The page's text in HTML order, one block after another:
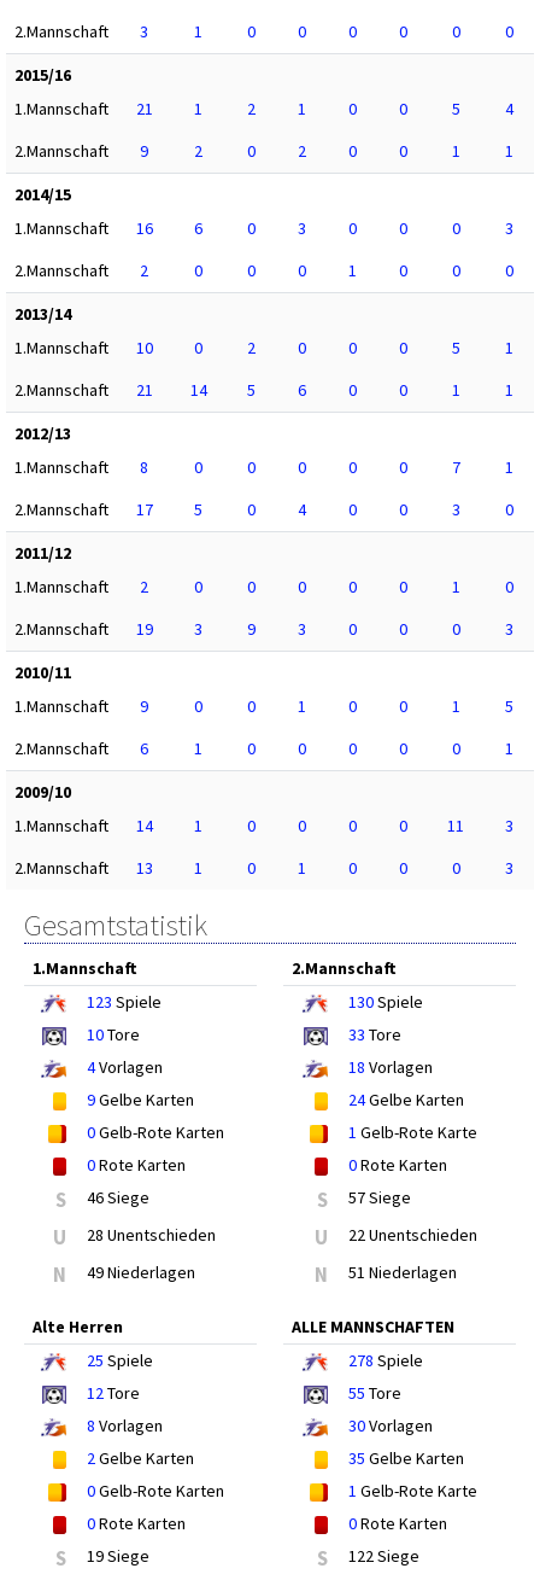
2.Mannschaft
3 1 0 0 0 0 0
0
2015/16
1.Mannschaft
21 1 2 1 0 0 5
4
2.Mannschaft
9 2 0 2 0 0 1
1
2014/15
1.Mannschaft
16 6 0 3 0 0 0
3
2.Mannschaft
2 0 0 0 1 0 0
0
2013/14
1.Mannschaft
10 0 2 0 0 0 5
1
2.Mannschaft
21 14 5 6 0 0 1
1
2012/13
1.Mannschaft
8 0 0 0 0 0 7
1
2.Mannschaft
17 5 0 4 0 0 3
0
2011/12
1.Mannschaft
2 0 0 0 0 0 1
0
2.Mannschaft
19 3 9 3 0 0 0
3
2010/11
1.Mannschaft
9 0 0 1 0 0 1
5
2.Mannschaft
6 1 0 0 0 0 0
1
2009/10
1.Mannschaft
14 1 0 0 0 0 11
3
2.Mannschaft
13 1 0 1 0 0 0 3
Gesamtstatistik
1.Mannschaft
123 Spiele
10Tore
4Vorlagen
9Gelbe Karten
0Gelb-Rote Karten
0Rote Karten
S 46 Siege
U 28 Unentschieden
N 49 Niederlagen
2.Mannschaft
130Spiele
33 Tore
18 Vorlagen
24Gelbe Karten
1 Gelb-Rote Karte
0Rote Karten
S 57 Siege
U 22 Unentschieden
N 51 Niederlagen
Alte Herren
25 Spiele
12Tore
8 Vorlagen
2Gelbe Karten
0Gelb-Rote Karten
0Rote Karten
S 19 Siege
ALLE MANNSCHAFTEN
278 Spiele
55 Tore
30Vorlagen
35 Gelbe Karten
1 Gelb-Rote Karte
0Rote Karten
S 122 Siege